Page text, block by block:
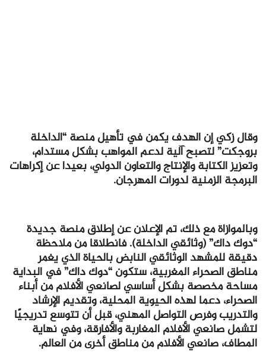
وقال زكي إن الهدف يكمن في تأهيل منصة “الداخلة
بروجكت” لتصبح آلية لدعم المواهب بشكل مستدام،
وتعزيز الكتابة والإنتاج والتعاون الدولي، بعيدا عن إكراهات
البرمجة الزمنية لدورات المهرجان.
وبالموازاة مع ذلك، تم الإعلان عن إطلاق منصة جديدة
“دوك داك” (وثائقي الداخلة). فانطلاقا من ملاحظة
دقيقة للمشهد الوثائقي النابض بالحياة الذي يغمر
مناطق الصحراء المغربية، ستكون “دوك داك” في البداية
مساحة مخصصة بشكل أساسي لصانعي الأفلام من أبناء
الصحراء، دعما لهذه الحيوية المحلية، وتقديم الإرشاد
والتدريب وفرص التواصل المهني، قبل أن تتوسع تدريجيًا
لتشمل صانعي الأفلام المغاربة والأفارقة، وفي نهاية
المطاف، صانعي الأفلام من مناطق أخرى من العالم.